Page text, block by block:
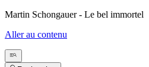
Martin Schongauer - Le bel immortel
Aller au contenu